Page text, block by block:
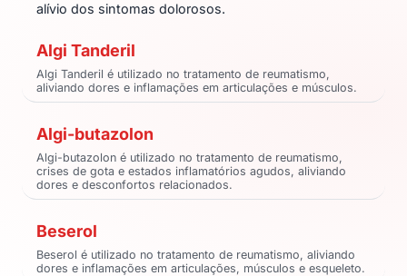
alívio dos sintomas dolorosos.
Algi Tanderil
Algi Tanderil é utilizado no tratamento de reumatismo,
aliviando dores e inflamações em articulações e músculos.
Algi-butazolon
Algi-butazolon é utilizado no tratamento de reumatismo,
crises de gota e estados inflamatórios agudos, aliviando
dores e desconfortos relacionados.
Beserol
Beserol é utilizado no tratamento de reumatismo, aliviando
dores e inflamações em articulações, músculos e esqueleto.